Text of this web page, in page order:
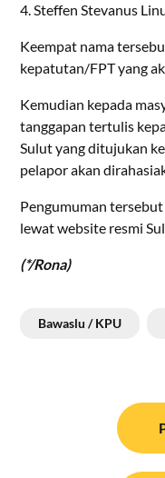
4. Steffen Stevanus
Keempat nama
kepatutan/FPT yang
Kemudian kepada
tanggapan tertulis
Sulut yang ditujukan
pelapor akan
Pengumuman
lewat website resmi
(*/Rona)
Bawaslu / KPU